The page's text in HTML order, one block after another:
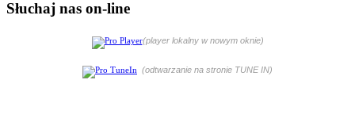
Słuchaj nas on-line
(player lokalny w nowym oknie)
(odtwarzanie na stronie TUNE IN)